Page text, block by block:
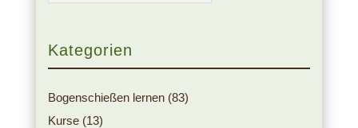
Kategorien
Bogenschießen lernen(83)
Kurse(13)